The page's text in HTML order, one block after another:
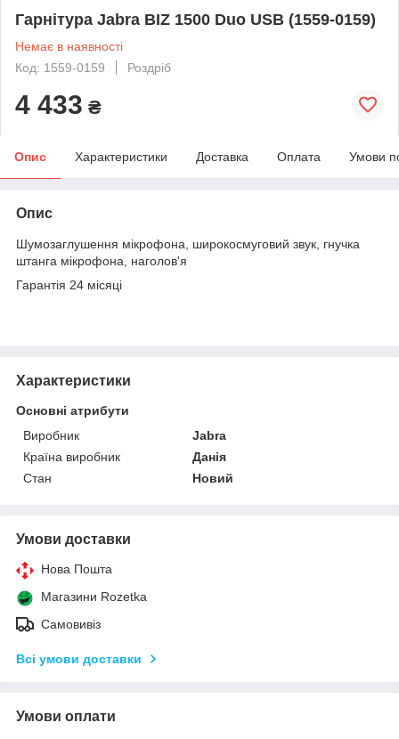
Гарнітура Jabra BIZ 1500 Duo USB (1559-0159)
Немає в наявності
Код: 1559-0159
Роздріб
4 433 ₴
Опис Характеристики Доставка Оплата Умови
Опис
Шумозаглушення мікрофона, широкосмуговий звук, гнучка
штанга мікрофона, наголов'я
Гарантія 24 місяці
Характеристики
Основні атрибути
Виробник
Jabra
Країна виробник
Данія
Стан
Новий
Умови доставки
Нова Пошта
Магазини Rozetka
Самовивіз
Всі умови доставки
Умови оплати